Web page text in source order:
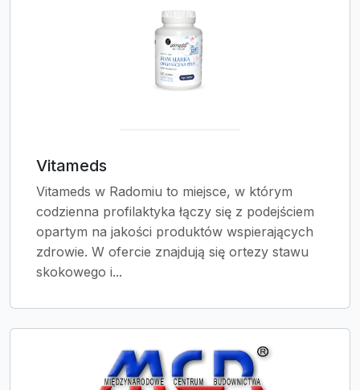
Vitameds
Vitameds w Radomiu to miejsce, w którym
codzienna profilaktyka łączy się z podejściem
opartym na jakości produktów wspierających
zdrowie. W ofercie znajdują się ortezy stawu
skokowego i...